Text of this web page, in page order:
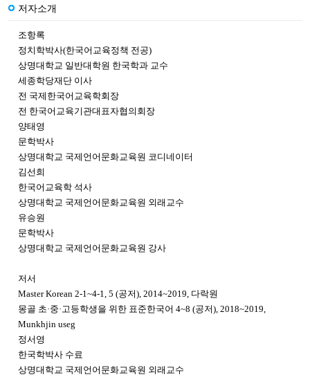
저자소개
조항록
정치학박사(한국어교육정책 전공)
상명대학교 일반대학원 한국학과 교수
세종학당재단 이사
전 국제한국어교육학회장
전 한국어교육기관대표자협의회장
양태영
문학박사
상명대학교 국제언어문화교육원 코디네이터
김선희
한국어교육학 석사
상명대학교 국제언어문화교육원 외래교수
유승원
문학박사
상명대학교 국제언어문화교육원 강사
저서
Master Korean 2-1~4-1, 5 (공저), 2014~2019, 다락원
몽골 초·중·고등학생을 위한 표준한국어 4~8 (공저), 2018~2019,
Munkhjin useg
정서영
한국학박사 수료
상명대학교 국제언어문화교육원 외래교수